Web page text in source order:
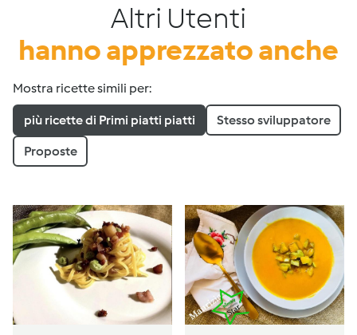
Altri Utenti
hanno apprezzato anche
Mostra ricette simili per:
più ricette di Primi piatti piatti Stesso sviluppatore
Proposte